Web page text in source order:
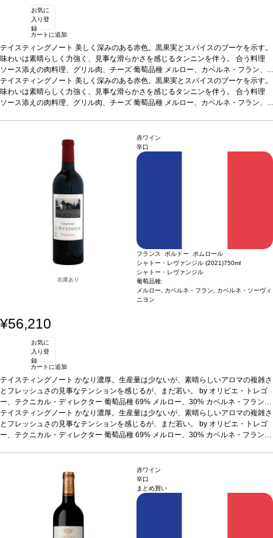
お気に
入り登
録
カートに追加
テイスティングノート 美しく深みのある赤色。黒果実とスパイスのブーケを示す。
味わいは素晴らしく力強く、見事な滑らかさを感じるタンニンを伴う。 合う料理
ソース添えの肉料理、グリル肉、チーズ 葡萄品種 メルロー、カベルネ・フラン、
タナ、カベルネ・ソーヴィニヨン、アブリュー
テイスティングノート 美しく深みのある赤色。黒果実とスパイスのブーケを示す。
味わいは素晴らしく力強く、見事な滑らかさを感じるタンニンを伴う。 合う料理
ソース添えの肉料理、グリル肉、チーズ 葡萄品種 メルロー、カベルネ・フラン、
在庫あり
赤ワイン
辛口
フランス ボルドー ポムロール
シャトー・レヴァンジル (2021)750ml
シャトー・レヴァンジル
葡萄品種:
メルロー, カベルネ・フラン, カベルネ・ソーヴィ
ニヨン
¥56,210
お気に
入り登
録
カートに追加
テイスティングノート かなり濃厚。生産量は少ないが、素晴らしいアロマの複雑さ
とフレッシュさの見事なテンションを感じるが、まだ若い。 by オリビエ・トレゴ
ー、テクニカル・ディレクター 葡萄品種 69% メルロー、30% カベルネ・フラン、
1% カベルネソーヴィニヨン
テイスティングノート かなり濃厚。生産量は少ないが、素晴らしいアロマの複雑さ
とフレッシュさの見事なテンションを感じるが、まだ若い。 by オリビエ・トレゴ
ー、テクニカル・ディレクター 葡萄品種 69% メルロー、30% カベルネ・フラン、
赤ワイン
辛口
まとめ買い